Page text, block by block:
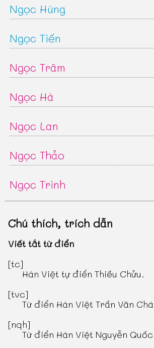
Ngọc Hùng
Ngọc Tiến
Ngọc Trâm
Ngọc Hà
Ngọc Lan
Ngọc Thảo
Ngọc Trinh
Chú thích, trích dẫn
Viết tắt từ điển
[tc]
Hán Việt tự điển Thiều Chửu.
[tvc]
Từ điển Hán Việt Trần Văn
[nqh]
Từ điển Hán Việt Nguyễn